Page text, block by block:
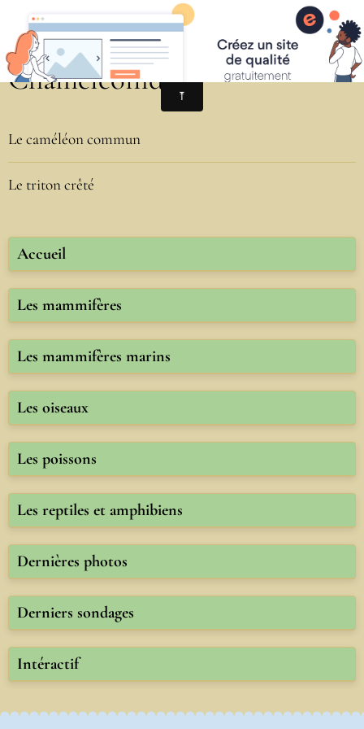
Chaméléonidés
Le caméléon commun
Le triton crêté
Accueil
Les mammifères
Les mammifères marins
Les oiseaux
Les poissons
Les reptiles et amphibiens
Dernières photos
Derniers sondages
Intéractif